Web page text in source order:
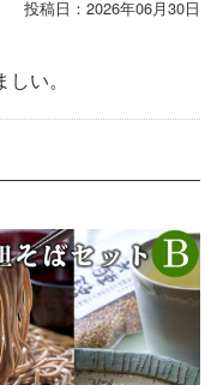
投稿日： 2026年06月30日
い。